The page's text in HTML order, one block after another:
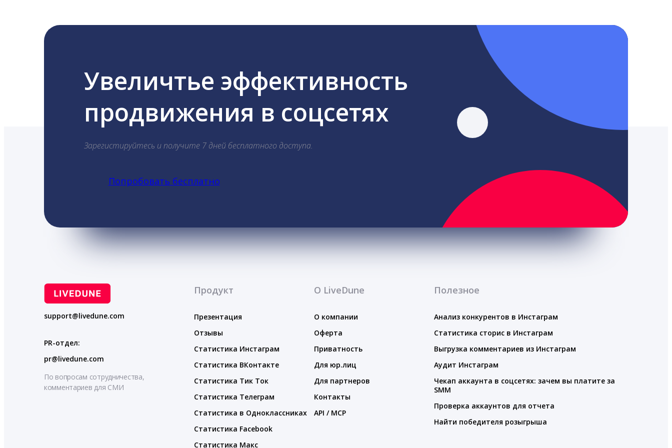
Увеличтье эффективность
продвижения в соцсетях
Зарегистируйтесь и получите 7 дней бесплатного доступа.
Попробовать бесплатно
support@livedune.com
PR-отдел:
pr@livedune.com
По вопросам сотрудничества,
комментариев для СМИ
Продукт
Презентация
Отзывы
Статистика Инстаграм
Статистика ВКонтакте
Статистика Тик Ток
Статистика Телеграм
Статистика в Одноклассниках
Статистика Facebook
Статистика Макс
О LiveDune
О компании
Оферта
Приватность
Для юр.лиц
Для партнеров
Контакты
API / MCP
Полезное
Анализ конкурентов в Инстаграм
Статистика сторис в Инстаграм
Выгрузка комментариев из Инстаграм
Аудит Инстаграм
Чекап аккаунта в соцсетях: зачем вы платите за
SMM
Проверка аккаунтов для отчета
Найти победителя розыгрыша